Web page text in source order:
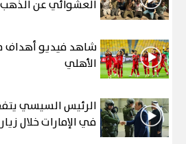
العشوائي عن
الأهلي
الرئيس السيسي
في الإمارات خلال